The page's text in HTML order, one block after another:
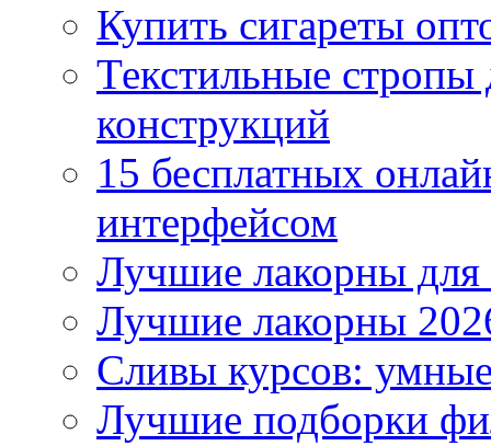
Купить сигареты
Текстильные
конструкций
15 бесплатных
интерфейсом
Лучшие лакорны для
Лучшие лакорны
Сливы курсов:
Лучшие подборки